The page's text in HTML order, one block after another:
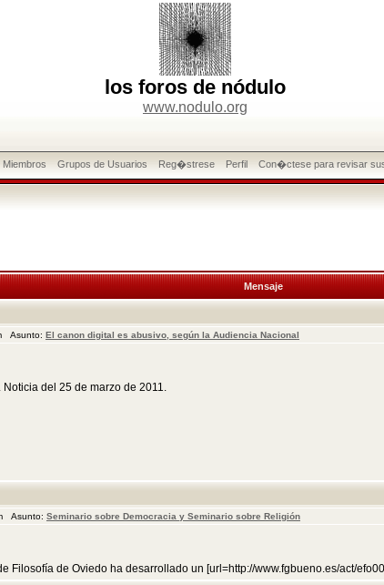
los foros de nódulo
www.nodulo.org
Miembros Grupos de Usuarios Reg�strese Perfil Con�ctese para revisar
Mensaje
Asunto: El canon digital es abusivo, según la Audiencia Nacional
del 25 de marzo de 2011.
Asunto: Seminario sobre Democracia y Seminario sobre Religión
Filosofía de Oviedo ha desarrollado un [url=http://www.fgbueno.es/act/